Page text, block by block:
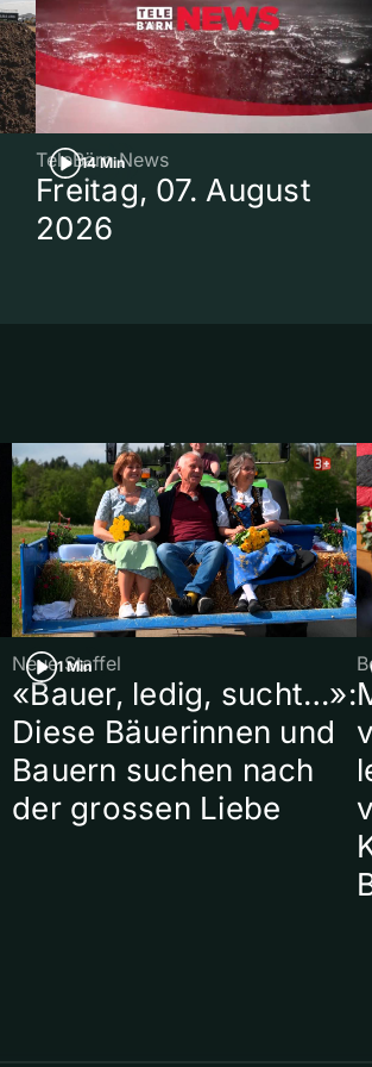
14 Min
TeleBärn News
Freitag, 07. August
2026
1 Min
Neue Staffel
«Bauer, ledig, sucht…»:
Diese Bäuerinnen und
Bauern suchen nach
der grossen Liebe